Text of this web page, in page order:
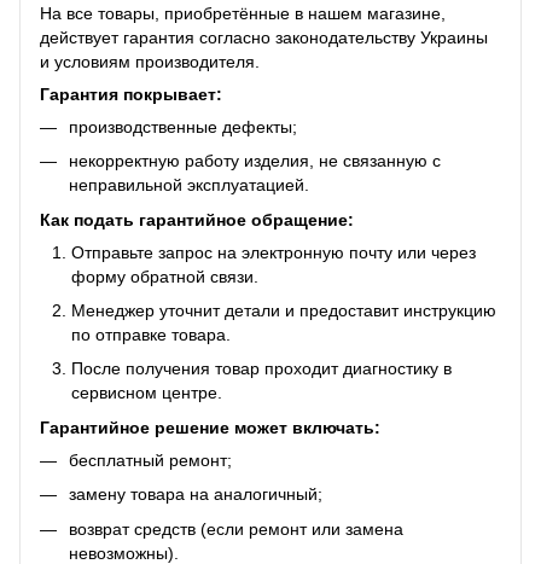
На все товары, приобретённые в нашем магазине,
действует гарантия согласно законодательству Украины
и условиям производителя.
Гарантия покрывает:
производственные дефекты;
некорректную работу изделия, не связанную с
неправильной эксплуатацией.
Как подать гарантийное обращение:
Отправьте запрос на электронную почту или через
форму обратной связи.
Менеджер уточнит детали и предоставит инструкцию
по отправке товара.
После получения товар проходит диагностику в
сервисном центре.
Гарантийное решение может включать:
бесплатный ремонт;
замену товара на аналогичный;
возврат средств (если ремонт или замена
невозможны).